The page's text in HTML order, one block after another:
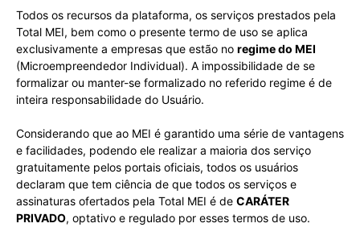
Todos os recursos da plataforma, os serviços prestados pela
Total MEI, bem como o presente termo de uso se aplica
exclusivamente a empresas que estão no regime do MEI
(Microempreendedor Individual). A impossibilidade de se
formalizar ou manter-se formalizado no referido regime é de
inteira responsabilidade do Usuário.
Considerando que ao MEI é garantido uma série de vantagens
e facilidades, podendo ele realizar a maioria dos serviço
gratuitamente pelos portais oficiais, todos os usuários
declaram que tem ciência de que todos os serviços e
assinaturas ofertados pela Total MEI é de CARÁTER
PRIVADO, optativo e regulado por esses termos de uso.